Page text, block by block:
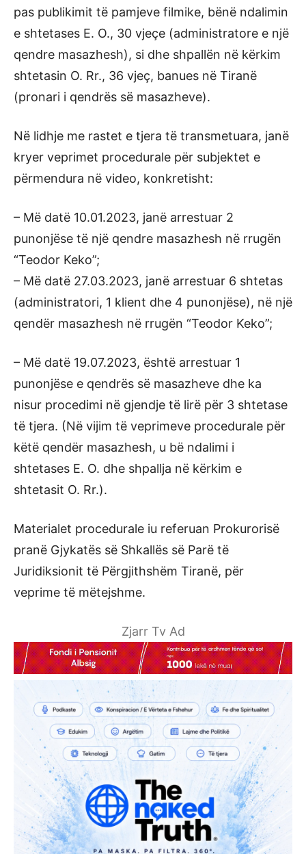
pas publikimit të pamjeve filmike, bënë ndalimin
e shtetases E. O., 30 vjeçe (administratore e një
qendre masazhesh), si dhe shpallën në kërkim
shtetasin O. Rr., 36 vjeç, banues në Tiranë
(pronari i qendrës së masazheve).
Në lidhje me rastet e tjera të transmetuara, janë
kryer veprimet procedurale për subjektet e
përmendura në video, konkretisht:
– Më datë 10.01.2023, janë arrestuar 2
punonjëse të një qendre masazhesh në rrugën
“Teodor Keko”;
– Më datë 27.03.2023, janë arrestuar 6 shtetas
(administratori, 1 klient dhe 4 punonjëse), në një
qendër masazhesh në rrugën “Teodor Keko”;
– Më datë 19.07.2023, është arrestuar 1
punonjëse e qendrës së masazheve dhe ka
nisur procedimi në gjendje të lirë për 3 shtetase
të tjera. (Në vijim të veprimeve procedurale për
këtë qendër masazhesh, u bë ndalimi i
shtetases E. O. dhe shpallja në kërkim e
shtetasit O. Rr.).
Materialet procedurale iu referuan Prokurorisë
pranë Gjykatës së Shkallës së Parë të
Juridiksionit të Përgjithshëm Tiranë, për
veprime të mëtejshme.
Zjarr Tv Ad